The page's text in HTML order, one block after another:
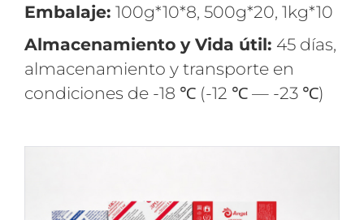
Embalaje: 100g*10*8, 500g*20, 1kg*10
Almacenamiento y Vida útil: 45 días,
almacenamiento y transporte en
condiciones de -18 ℃ (-12 ℃ — -23 ℃)